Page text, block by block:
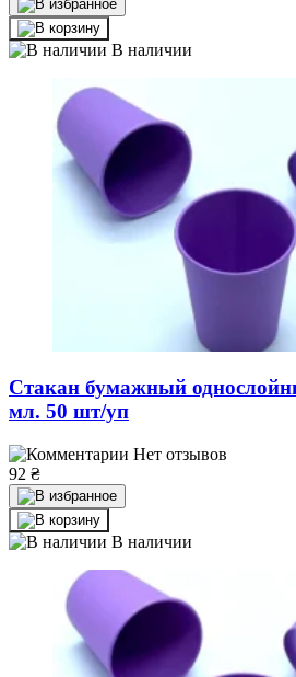
В наличии
Стакан бумажный
мл. 50 шт/уп
Нет отзывов
92 ₴
В наличии